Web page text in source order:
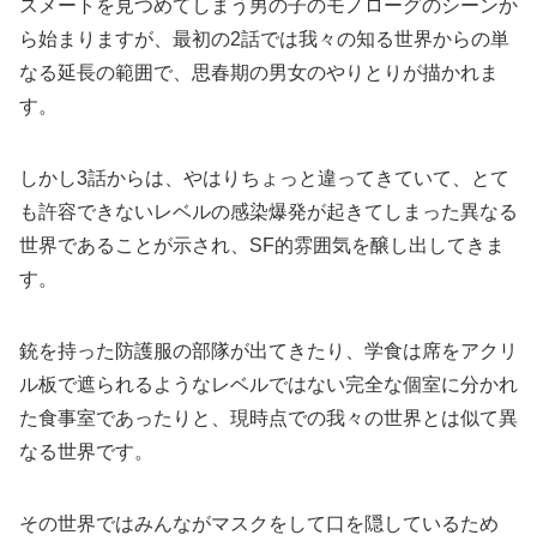
スメートを見つめてしまう男の子のモノローグのシーンか
ら始まりますが、最初の2話では我々の知る世界からの単
なる延長の範囲で、思春期の男女のやりとりが描かれま
す。
しかし3話からは、やはりちょっと違ってきていて、とて
も許容できないレベルの感染爆発が起きてしまった異なる
世界であることが示され、SF的雰囲気を醸し出してきま
す。
銃を持った防護服の部隊が出てきたり、学食は席をアクリ
ル板で遮られるようなレベルではない完全な個室に分かれ
た食事室であったりと、現時点での我々の世界とは似て異
なる世界です。
その世界ではみんながマスクをして口を隠しているため